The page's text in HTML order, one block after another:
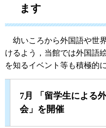
ます
幼いころから外国語や世
けるよう，当館では外国語
を知るイベント等も積極的
7月 「留学生による
会」を開催